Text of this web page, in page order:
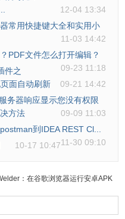
音模式
载队列，但不要开始下载
，/ p local_path只
件
项
么办？
12-04 13:34
常用快捷键大全和实用小
11-03 14:42
PDF文件怎么打开编辑？
09-23 11:18
件之
面自动刷新
09-21 14:42
务器响应显示您没有权限
方法
09-09 11:03
到IDEA REST Cl...
11-30 09:10
10-17 10:47
：在谷歌浏览器运行安卓APK